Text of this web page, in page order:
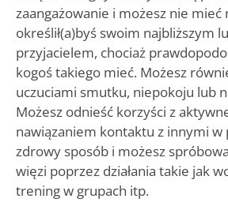
zaangażowanie i możesz nie mieć
określił(a)byś swoim najbliższym
przyjacielem, chociaż
kogoś takiego mieć. Możesz
uczuciami smutku, niepokoju lub
Możesz odnieść korzyści z
nawiązaniem kontaktu z innymi w
zdrowy sposób i możesz
więzi poprzez działania takie jak
trening w grupach itp.